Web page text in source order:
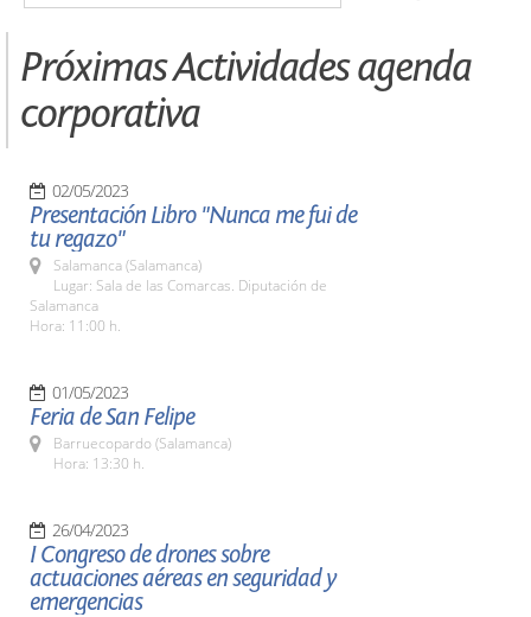
Próximas Actividades agenda
corporativa
02/05/2023
Presentación Libro "Nunca me fui de
tu regazo"
Salamanca (Salamanca)
Lugar: Sala de las Comarcas. Diputación de
Salamanca
Hora: 11:00 h.
01/05/2023
Feria de San Felipe
Barruecopardo (Salamanca)
Hora: 13:30 h.
26/04/2023
I Congreso de drones sobre
actuaciones aéreas en seguridad y
emergencias